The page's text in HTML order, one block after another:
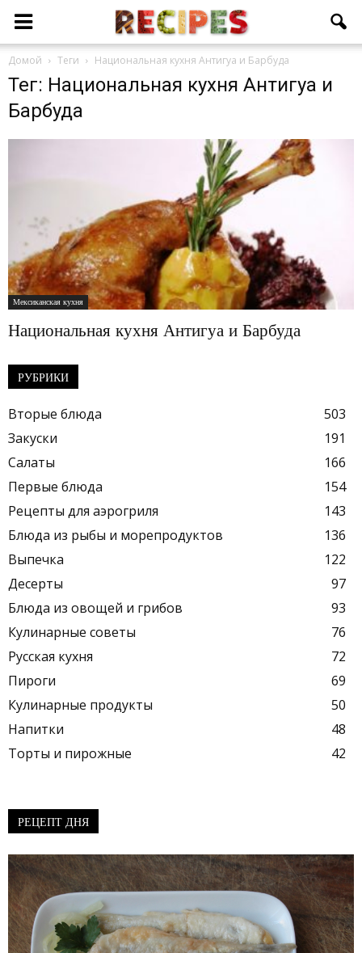
Домой Теги Национальная кухня Антигуа и Барбуда
Тег: Национальная кухня Антигуа и
Барбуда
Мексиканская кухня
Национальная кухня Антигуа и Барбуда
РУБРИКИ
Вторые блюда
503
Закуски
191
Салаты
166
Первые блюда
154
Рецепты для аэрогриля
143
Блюда из рыбы и морепродуктов
136
Выпечка
122
Десерты
97
Блюда из овощей и грибов
93
Кулинарные советы
76
Русская кухня
72
Пироги
69
Кулинарные продукты
50
Напитки
48
Торты и пирожные
42
РЕЦЕПТ ДНЯ